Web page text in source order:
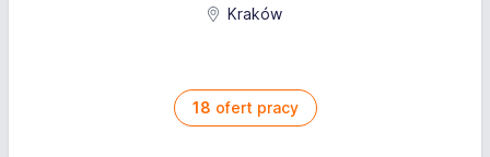
Kraków
18 ofert pracy